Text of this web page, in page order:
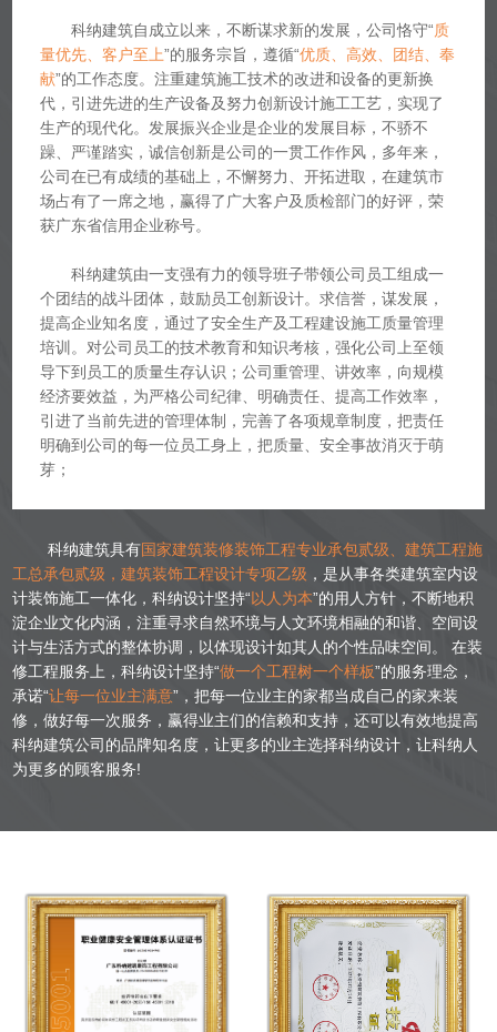
科纳建筑自成立以来，不断谋求新的发展，公司恪守“质
量优先、客户至上”的服务宗旨，遵循“优质、高效、团结、奉
献”的工作态度。注重建筑施工技术的改进和设备的更新换
代，引进先进的生产设备及努力创新设计施工工艺，实现了
生产的现代化。发展振兴企业是企业的发展目标，不骄不
躁、严谨踏实，诚信创新是公司的一贯工作作风，多年来，
公司在已有成绩的基础上，不懈努力、开拓进取，在建筑市
场占有了一席之地，赢得了广大客户及质检部门的好评，荣
获广东省信用企业称号。
科纳建筑由一支强有力的领导班子带领公司员工组成一
个团结的战斗团体，鼓励员工创新设计。求信誉，谋发展，
提高企业知名度，通过了安全生产及工程建设施工质量管理
培训。对公司员工的技术教育和知识考核，强化公司上至领
导下到员工的质量生存认识；公司重管理、讲效率，向规模
经济要效益，为严格公司纪律、明确责任、提高工作效率，
引进了当前先进的管理体制，完善了各项规章制度，把责任
明确到公司的每一位员工身上，把质量、安全事故消灭于萌
芽；
科纳建筑具有国家建筑装修装饰工程专业承包贰级、建筑工程施
工总承包贰级，建筑装饰工程设计专项乙级 ，是从事各类建筑室内设
计装饰施工一体化，科纳设计坚持“以人为本”的用人方针，不断地积
淀企业文化内涵，注重寻求自然环境与人文环境相融的和谐、空间设
计与生活方式的整体协调，以体现设计如其人的个性品味空间。 在装
修工程服务上，科纳设计坚持“做一个工程树一个样板”的服务理念，
承诺“让每一位业主满意”，把每一位业主的家都当成自己的家来装
修，做好每一次服务，赢得业主们的信赖和支持，还可以有效地提高
科纳建筑公司的品牌知名度，让更多的业主选择科纳设计，让科纳人
为更多的顾客服务!